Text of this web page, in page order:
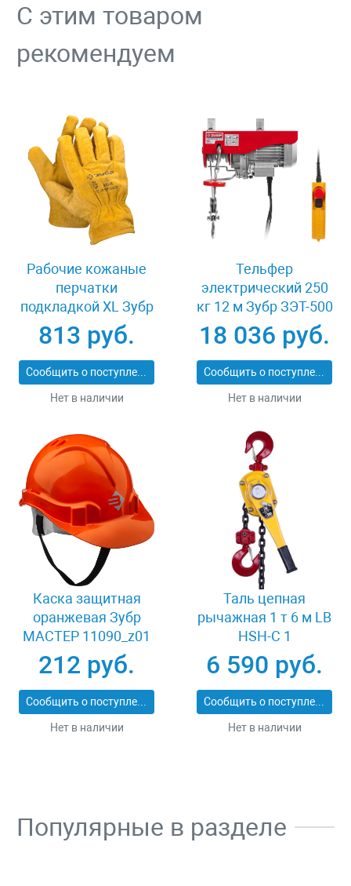
С этим товаром
рекомендуем
Рабочие кожаные
перчатки
подкладкой XL Зубр
МАСТЕР 1135-XL
813 руб.
Сообщить о поступлении
Нет в наличии
Тельфер
электрический 250
кг 12 м Зубр ЗЭТ-500
18 036 руб.
Сообщить о поступлении
Нет в наличии
Каска защитная
оранжевая Зубр
МАСТЕР 11090_z01
212 руб.
Сообщить о поступлении
Нет в наличии
Таль цепная
рычажная 1 т 6 м LB
HSH-C 1
6 590 руб.
Сообщить о поступлении
Нет в наличии
Популярные в разделе